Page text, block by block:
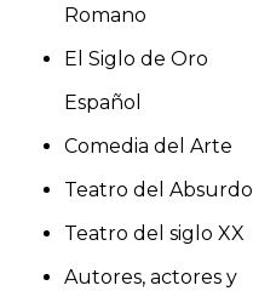
Romano
El Siglo de Oro
Español
Comedia del Arte
Teatro del Absurdo
Teatro del siglo XX
Autores, actores y